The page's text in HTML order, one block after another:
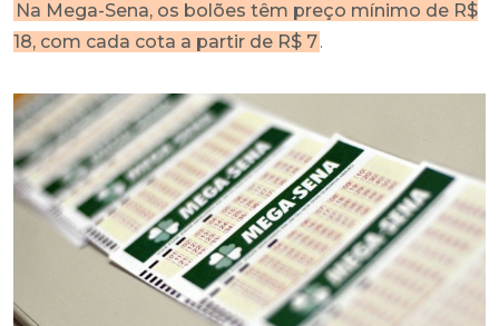
Na Mega-Sena, os bolões têm preço mínimo de R$
18, com cada cota a partir de R$ 7.